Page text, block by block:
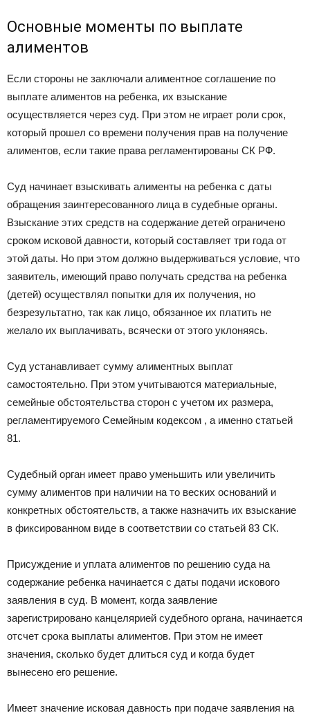
Основные моменты по выплате
алиментов
Если стороны не заключали алиментное соглашение по
выплате алиментов на ребенка, их взыскание
осуществляется через суд. При этом не играет роли срок,
который прошел со времени получения прав на получение
алиментов, если такие права регламентированы СК РФ.
Суд начинает взыскивать алименты на ребенка с даты
обращения заинтересованного лица в судебные органы.
Взыскание этих средств на содержание детей ограничено
сроком исковой давности, который составляет три года от
этой даты. Но при этом должно выдерживаться условие, что
заявитель, имеющий право получать средства на ребенка
(детей) осуществлял попытки для их получения, но
безрезультатно, так как лицо, обязанное их платить не
желало их выплачивать, всячески от этого уклоняясь.
Суд устанавливает сумму алиментных выплат
самостоятельно. При этом учитываются материальные,
семейные обстоятельства сторон с учетом их размера,
регламентируемого Семейным кодексом , а именно статьей
81.
Судебный орган имеет право уменьшить или увеличить
сумму алиментов при наличии на то веских оснований и
конкретных обстоятельств, а также назначить их взыскание
в фиксированном виде в соответствии со статьей 83 CК.
Присуждение и уплата алиментов по решению суда на
содержание ребенка начинается с даты подачи искового
заявления в суд. В момент, когда заявление
зарегистрировано канцелярией судебного органа, начинается
отсчет срока выплаты алиментов. При этом не имеет
значения, сколько будет длиться суд и когда будет
вынесено его решение.
Имеет значение исковая давность при подаче заявления на